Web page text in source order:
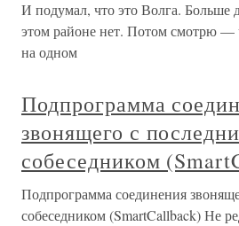
И подумал, что это Волга. Больше
этом районе нет. Потом смотрю —
на одном
Подпрограмма
звонящего с
собеседником
Подпрограмма соединения
собеседником (SmartCallback) Не